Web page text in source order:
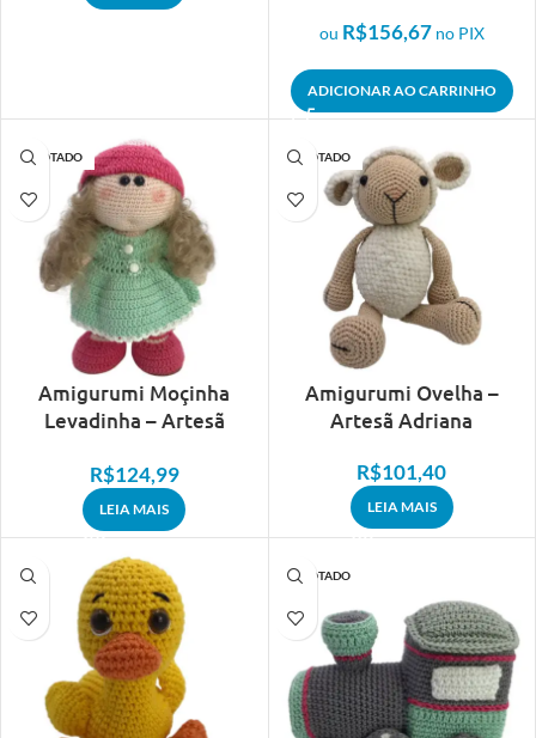
ou R$156,67 no PIX
ADICIONAR AO CARRINHO
ESGOTADO
Amigurumi Moçinha
Levadinha – Artesã
R$124,99
LEIA MAIS
ESGOTADO
Amigurumi Ovelha –
Artesã Adriana
R$101,40
LEIA MAIS
ESGOTADO